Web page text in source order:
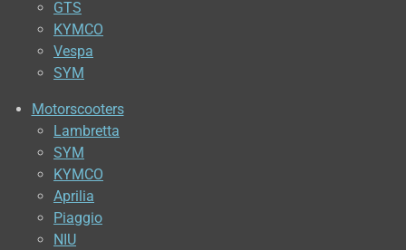
GTS
KYMCO
Vespa
SYM
Motorscooters
Lambretta
SYM
KYMCO
Aprilia
Piaggio
NIU